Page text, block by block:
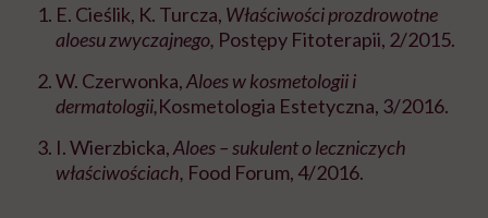
E. Cieślik, K. Turcza, Właściwości prozdrowotne
aloesu zwyczajnego, Postępy Fitoterapii, 2/2015.
W. Czerwonka,Aloes w kosmetologii i
dermatologii,Kosmetologia Estetyczna, 3/2016.
I. Wierzbicka,Aloes – sukulent o leczniczych
właściwościach, Food Forum, 4/2016.